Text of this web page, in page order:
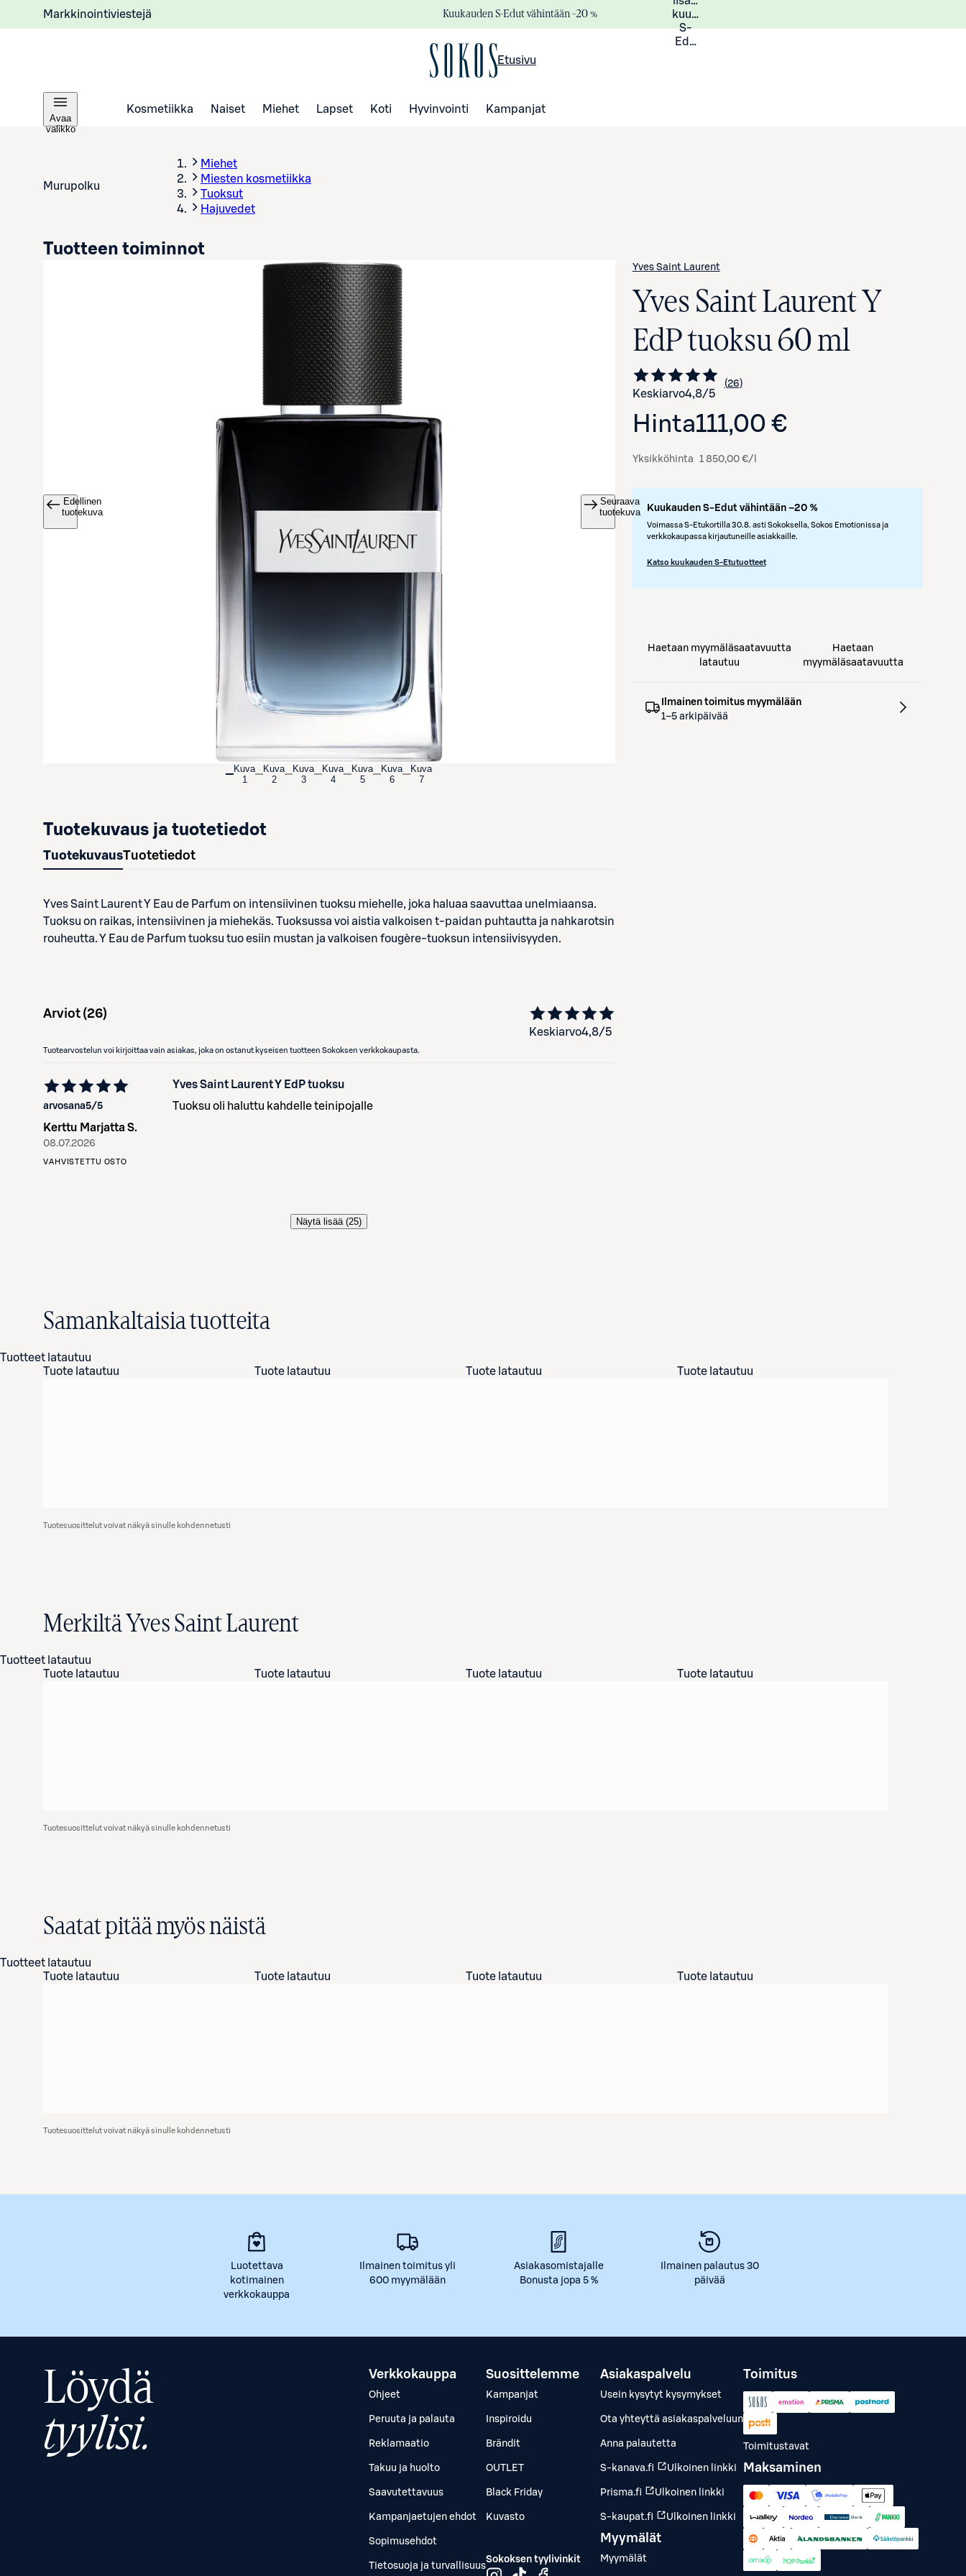
Markkinointiviestejä Kuukauden S-Edut vähintään –20 %
kuukauden
S-
Eduista
Etusivu
Avaa
valikko
Kosmetiikka Naiset Miehet Lapset Koti Hyvinvointi Kampanjat
Murupolku
Miehet
Miesten kosmetiikka
Tuoksut
Hajuvedet
Avaa tuotekuva suurennettuna
Edellinen
tuotekuva
Seuraava
tuotekuva
Kuva
1
Kuva
2
Kuva
3
Kuva
4
Kuva
5
Kuva
6
Kuva
7
Yves Saint Laurent
Yves Saint Laurent Y
EdP tuoksu 60 ml
Keskiarvo4,8/5 Siirry arvioihin
26
kappaletta
Hinta111,00 €
Yksikköhinta 1 850,00 €/l
Kuukauden S-Edut vähintään –20 %
Voimassa S-Etukortilla 30.8. asti Sokoksella, Sokos Emotionissa ja
verkkokaupassa kirjautuneille asiakkaille.
Katso kuukauden S-Etutuotteet
Tuotteen toiminnot
Haetaan myymäläsaatavuutta
latautuu
Haetaan
myymäläsaatavuutta
Ilmainen toimitus myymälään
1–5 arkipäivää
Tuotekuvaus ja tuotetiedot
TuotekuvausTuotetiedot
Yves Saint Laurent Y Eau de Parfum on intensiivinen tuoksu miehelle, joka haluaa saavuttaa unelmiaansa.
Tuoksu on raikas, intensiivinen ja miehekäs. Tuoksussa voi aistia valkoisen t-paidan puhtautta ja nahkarotsin
rouheutta. Y Eau de Parfum tuoksu tuo esiin mustan ja valkoisen fougère-tuoksun intensiivisyyden.
Arviot (26)
Keskiarvo4,8/5
Tuotearvostelun voi kirjoittaa vain asiakas, joka on ostanut kyseisen tuotteen Sokoksen verkkokaupasta.
arvosana5/5
Kerttu Marjatta S.
08.07.2026
VAHVISTETTU OSTO
Yves Saint Laurent Y EdP tuoksu
Tuoksu oli haluttu kahdelle teinipojalle
Näytä lisää (25)
Samankaltaisia tuotteita
Tuotteet latautuu
Tuote latautuu
Tuote latautuu Tuote latautuu Tuote latautuu
Tuotesuosittelut voivat näkyä sinulle kohdennetusti
Merkiltä Yves Saint Laurent
Tuotteet latautuu
Tuote latautuu
Tuote latautuu Tuote latautuu Tuote latautuu
Tuotesuosittelut voivat näkyä sinulle kohdennetusti
Saatat pitää myös näistä
Tuotteet latautuu
Tuote latautuu
Tuote latautuu Tuote latautuu Tuote latautuu
Tuotesuosittelut voivat näkyä sinulle kohdennetusti
Luotettava
kotimainen
verkkokauppa
Ilmainen toimitus yli
600 myymälään
Asiakasomistajalle
Bonusta jopa 5 %
Ilmainen palautus 30
päivää
Löydä
tyylisi.
Verkkokauppa
Ohjeet
Peruuta ja palauta
Reklamaatio
Takuu ja huolto
Saavutettavuus
Kampanjaetujen ehdot
Sopimusehdot
Tietosuoja ja turvallisuus
Suosittelemme
Kampanjat
Inspiroidu
Brändit
OUTLET
Black Friday
Kuvasto
Sokoksen tyylivinkit
Asiakaspalvelu
Usein kysytyt kysymykset
Ota yhteyttä asiakaspalveluun
Anna palautetta
S-kanava.fi Ulkoinen linkki
Prisma.fi Ulkoinen linkki
S-kaupat.fi Ulkoinen linkki
Myymälät
Myymälät
Toimitus
Toimitustavat
Maksaminen